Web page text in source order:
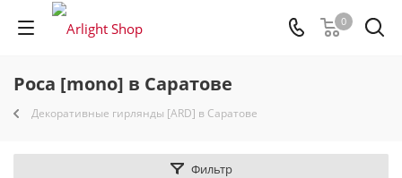
0
Роса [mono] в Саратове
Декоративные гирлянды [ARD] в Саратове
Фильтр